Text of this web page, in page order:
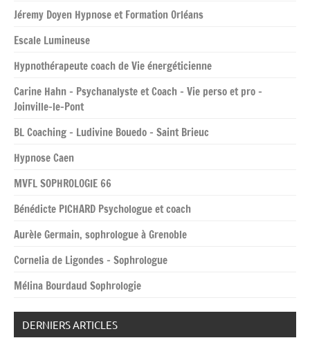
Jéremy Doyen Hypnose et Formation Orléans
Escale Lumineuse
Hypnothérapeute coach de Vie énergéticienne
Carine Hahn – Psychanalyste et Coach – Vie perso et pro –
Joinville-le-Pont
BL Coaching – Ludivine Bouedo – Saint Brieuc
Hypnose Caen
MVFL SOPHROLOGIE 66
Bénédicte PICHARD Psychologue et coach
Aurèle Germain, sophrologue à Grenoble
Cornelia de Ligondes – Sophrologue
Mélina Bourdaud Sophrologie
DERNIERS ARTICLES